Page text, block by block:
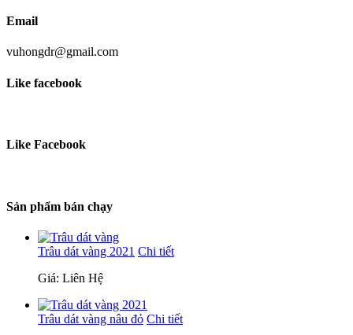
Email
vuhongdr@gmail.com
Like facebook
Like Facebook
Sản phẩm bán chạy
Trâu dát vàng 2021 Chi tiết
Giá: Liên Hệ
Trâu dát vàng nâu đỏ Chi tiết